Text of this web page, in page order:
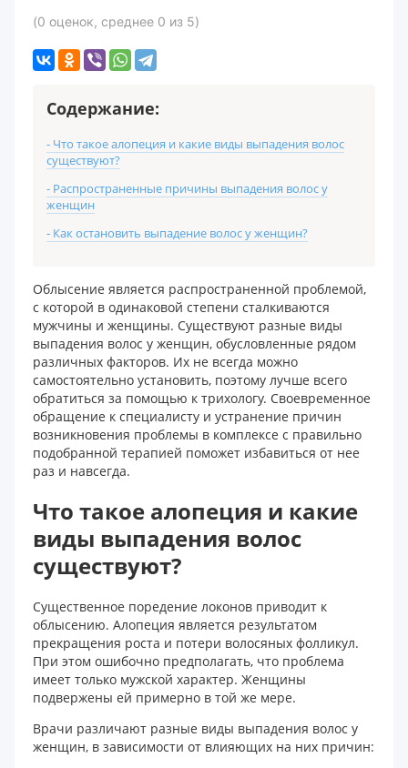
(0 оценок, среднее 0 из 5)
Содержание:
- Что такое алопеция и какие виды выпадения волос
существуют?
- Распространенные причины выпадения волос у
женщин
- Как остановить выпадение волос у женщин?
Облысение является распространенной проблемой,
с которой в одинаковой степени сталкиваются
мужчины и женщины. Существуют разные виды
выпадения волос у женщин, обусловленные рядом
различных факторов. Их не всегда можно
самостоятельно установить, поэтому лучше всего
обратиться за помощью к трихологу. Своевременное
обращение к специалисту и устранение причин
возникновения проблемы в комплексе с правильно
подобранной терапией поможет избавиться от нее
раз и навсегда.
Что такое алопеция и какие
виды выпадения волос
существуют?
Существенное поредение локонов приводит к
облысению. Алопеция является результатом
прекращения роста и потери волосяных фолликул.
При этом ошибочно предполагать, что проблема
имеет только мужской характер. Женщины
подвержены ей примерно в той же мере.
Врачи различают разные виды выпадения волос у
женщин, в зависимости от влияющих на них причин: